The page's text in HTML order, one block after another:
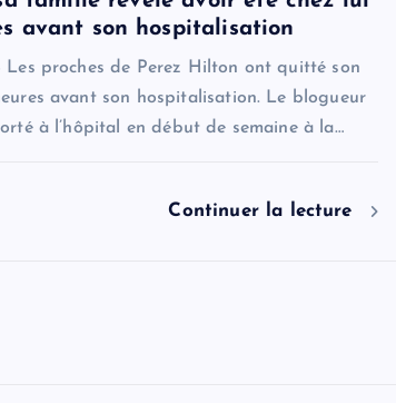
avant son hospitalisation
Les proches de Perez Hilton ont quitté son
avant son hospitalisation. Le blogueur
à l’hôpital en début de semaine à la…
Continuer la lecture